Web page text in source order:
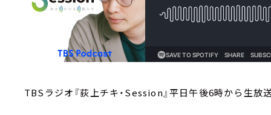
TBSラジオ『荻上チキ・Session』平日午後6時から生放